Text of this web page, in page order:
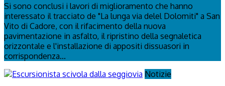
Si sono conclusi i lavori di miglioramento che hanno
interessato il tracciato de "La lunga via delel Dolomiti" a San
Vito di Cadore, con il rifacimento della nuova
pavimentazione in asfalto, il ripristino della segnaletica
orizzontale e l'installazione di appositi dissuasori in
corrispondenza...
Notizie